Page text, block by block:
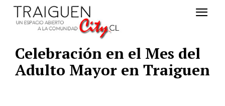
Celebración en el Mes del
Adulto Mayor en Traiguen